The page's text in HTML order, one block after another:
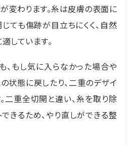
変わります。糸は皮膚の表面に
ても傷跡が目立ちにくく、自然
しています。
もし気に入らなかった場合や
状態に戻したり、二重のデザイ
二重全切開と違い、糸を取り除
できるため、やり直しができる整